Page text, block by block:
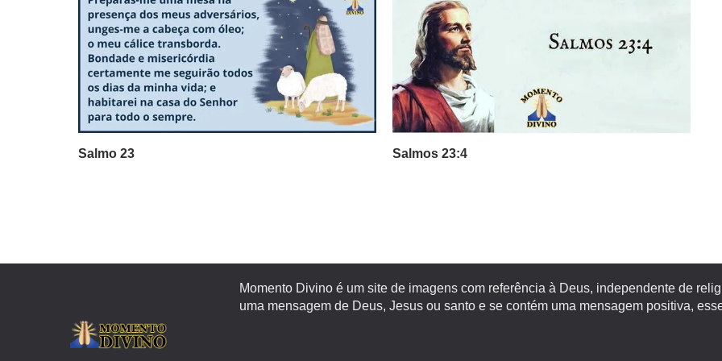
Salmo 23 Salmos 23:4
Momento Divino é um site de imagens com referência à Deus, independente de
uma mensagem de Deus, Jesus ou santo e se contém uma mensagem positiva,